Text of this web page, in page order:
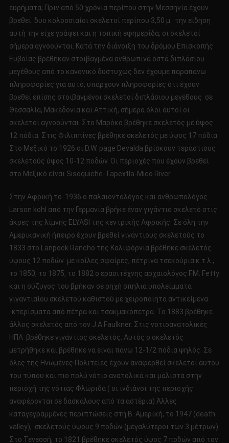
ευρήματα; Πριν από 50 χρόνια περίπου στην Μεσσηνία έχουν
βρεθεί δυο κολοσσιαίοι σκελετοί περίπου 3,50 μ. την είδηση
αυτή την είχε γράψει και η τοπική εφημερίδα, οι σκελετοί
σήμερα αγνοούνται. Κατά την διάνοιξη του δρόμου Επισκοπής
Ευβοίας βρέθηκαν στοιβαγμένα ανθρωπινά οστά διπλάσιου
μεγέθους από το κανονικό δυστυχώς δεν έχουμε παραπάνω
πληροφορίες για αυτό, υπάρχουν πληροφορίες ότι έχουν
βρεθεί επίσης στοιβαγμένοι σκελετοί διπλάσιου μεγέθους σε
Θεσσαλία, Μακεδονία και Αττική, σήμερα όλοι αυτοί οι
σκελετοί αγνοούνται. Στο Μαρόκο βρέθηκε σκελετός με ύψος
12 πόδια. Στις Φιλιππίνες βρέθηκε σκελετός με ύψος 17 πόδια.
Στο Μεξικό το 1926 οι D.W. page Devalda βρίσκουν τεράστιους
σκελετούς ύψος 10-12 ποδών. Οι περιοχές που έχουν βρεθεί
στο Μεξικό είναι Sisoquiche-Tapextla-Mico River.
Στην Αφρική το 1936 o παλαιοντολόγος και ανθρωπολόγος
Larson kohl από την Γερμανία βρήκε έναν γιγάντιο σκελετό στις
άκρες της λίμνης ELYASI της κεντρικής Αφρικής. Σε όλη την
Αμερικανική ήπειρο έχουν βρεθεί γιγάντιους σκελετούς το
1833 στο Lanpock Rancho της Καλιφόρνια βρέθηκε σκελετός
ύψους 12 ποδών με κοίλες σφαίρες, πέτρινα τσεκούρια κ.τ.λ.,
το 1850, το 1875, το 1882 ο ερασιτέχνης αρχαιολόγος F.M. Fetty
και η σύζυγος του βρήκαν σε ρηχή σπηλιά υπολείμματα
γιγαντιαίου σκελετού καθιστού με χειροποίητα αντικείμενα
-κτερίσματα από πέτρα και τσακμακόπετρα. Το 1883 βρέθηκε
άλλος σκελετός από τον J.A Faulkner. Στις νοτιοανατολικές
ΗΠΑ βρέθηκε γιγάντιος σκελετός. Αυτός ο σκελετός
μετρήθηκε και βρέθηκε να είναι πάνω 12-1/2 πόδια ψηλός. Σε
όλες της Ηνωμένες Πολιτείες έχουν αναφερθεί σκελετοί αυτού
του τύπου και πιο πολύ νότιο ανατολικά και μάλιστα στην
περιοχή της νότιας Φλώριδα ( οι ινδιάνοι της περιοχής
αναφέρονται σε δασκάλους από τα αστέρια) Άλλες
καταγεγραμμένες περιπτώσεις στη Β. Αμερική, το 1947 (death
valley), σκελετούς ύψους 9 ποδών (μεγαλύτεροι των 3 μέτρων).
Στο Τενεσσή, το 1821 βρέθηκε σκελετός ύψος 7 ποδών από τον